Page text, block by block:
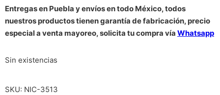
Entregas en Puebla y envíos en todo México, todos
nuestros productos tienen garantía de fabricación, precio
especial a venta mayoreo, solicita tu compra vía Whatsapp
Sin existencias
SKU: NIC-3513